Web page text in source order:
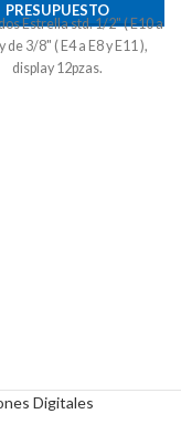
PRESUPUESTO
Estrella std. 1/2" ( E10 a
de 3/8" ( E4 a E8 y E11 ),
display 12pzas.
Digitales